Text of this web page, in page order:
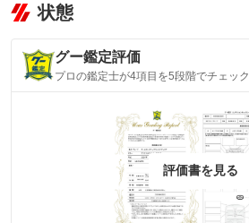
状態
グー鑑定評価
プロの鑑定士が4項目を5段階でチェック
評価書を見る